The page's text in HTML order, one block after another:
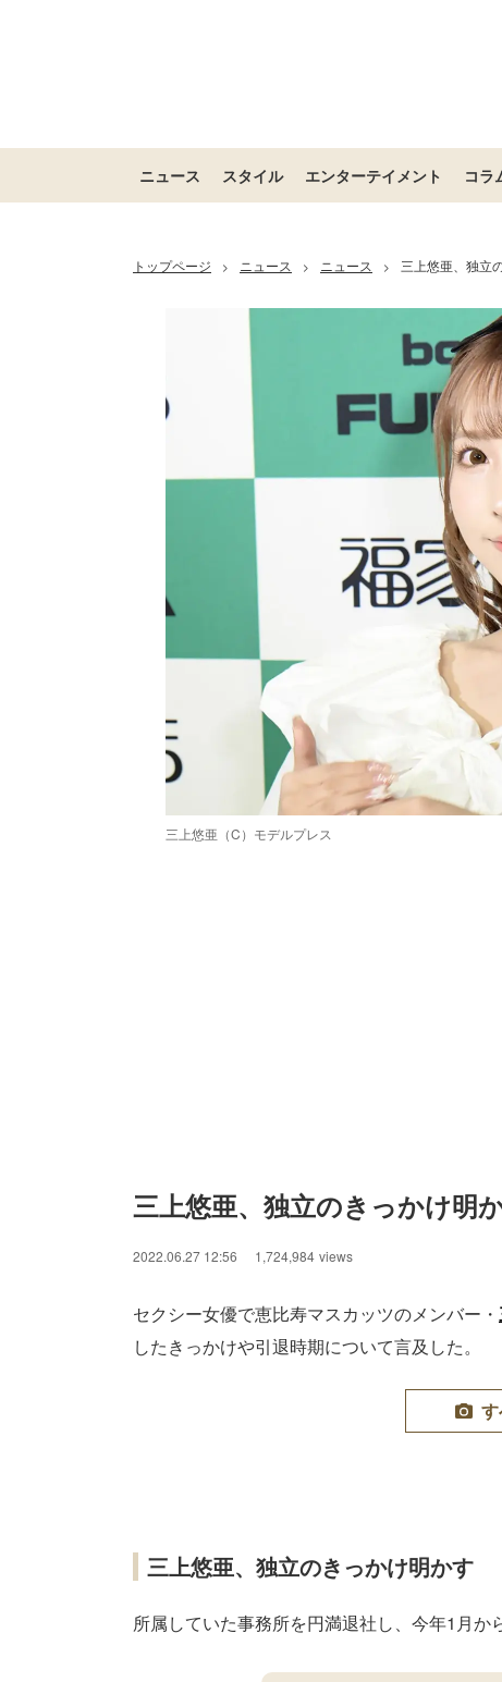
ニュース スタイル エンターテイメント コラ
トップページ > ニュース > ニュース > 三上悠亜、独立
三上悠亜（C）モデルプレス
三上悠亜、独立のきっかけ明
2022.06.27 12:56 1,724,984 views
セクシー女優で恵比寿マスカッツのメンバー・
したきっかけや引退時期について言及した。
三上悠亜、独立のきっかけ明かす
所属していた事務所を円満退社し、今年1月か